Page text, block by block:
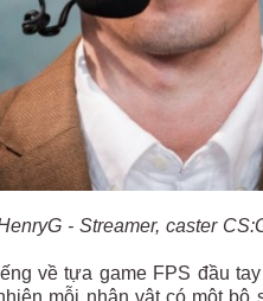
- Streamer, caster
về tựa game FPS đầu
mỗi nhân vật có một